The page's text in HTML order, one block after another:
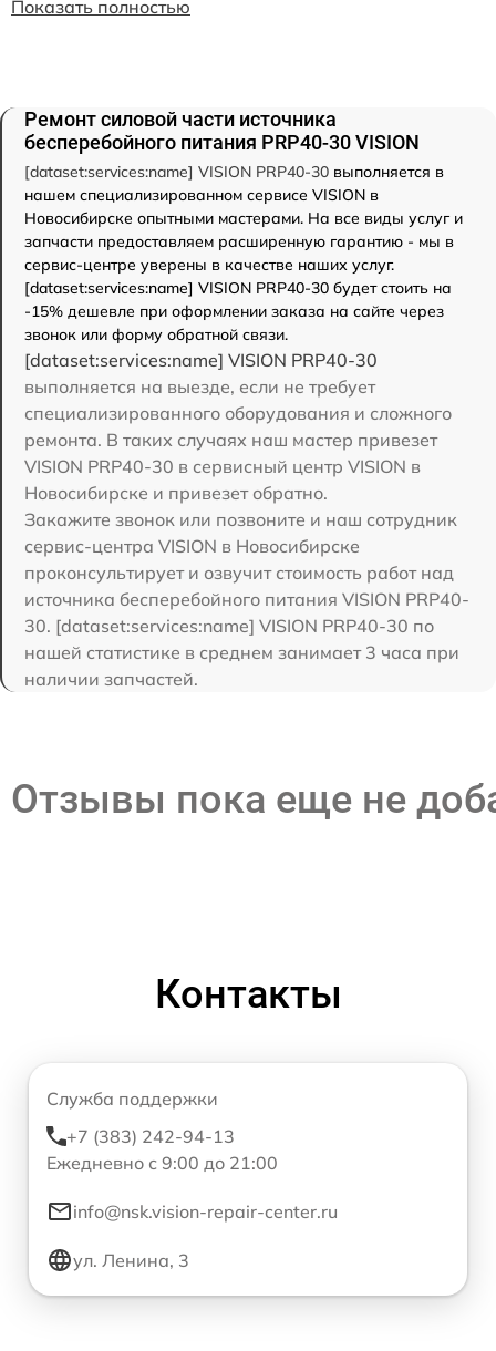
Показать полностью
Ремонт силовой части источника
бесперебойного питания PRP40-30 VISION
[dataset:services:name] VISION PRP40-30 выполняется в
нашем специализированном сервисе VISION в
Новосибирске опытными мастерами. На все виды услуг и
запчасти предоставляем расширенную гарантию - мы в
сервис-центре уверены в качестве наших услуг.
[dataset:services:name] VISION PRP40-30 будет стоить на
-15% дешевле при оформлении заказа на сайте через
звонок или форму обратной связи.
[dataset:services:name] VISION PRP40-30
выполняется на выезде, если не требует
специализированного оборудования и сложного
ремонта. В таких случаях наш мастер привезет
VISION PRP40-30 в сервисный центр VISION в
Новосибирске и привезет обратно.
Закажите звонок или позвоните и наш сотрудник
сервис-центра VISION в Новосибирске
проконсультирует и озвучит стоимость работ над
источника бесперебойного питания VISION PRP40-
30. [dataset:services:name] VISION PRP40-30 по
нашей статистике в среднем занимает 3 часа при
наличии запчастей.
Отзывы пока еще не
Контакты
Служба поддержки
+7 (383) 242-94-13
Ежедневно с 9:00 до 21:00
info@nsk.vision-repair-center.ru
ул. Ленина, 3